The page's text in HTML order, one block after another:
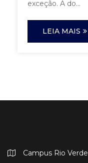
exceção. A do...
LEIA MAIS
Campus Rio Verde